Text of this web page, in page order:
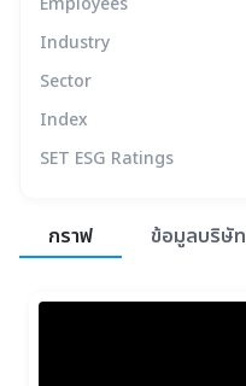
Industry
Sector
Index
SET ESG Ratings
กราฟ
ข้อมูลบริษัท